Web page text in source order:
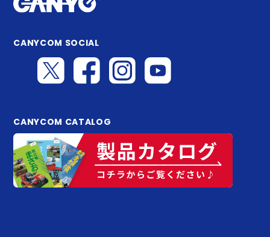
CANYCOM SOCIAL
CANYCOM CATALOG